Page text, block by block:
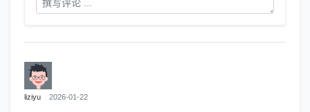
liziyu 2026-01-22